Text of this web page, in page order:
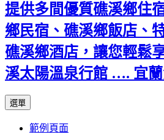
提供多間優質礁溪鄉住
鄉民宿、礁溪鄉飯店、
礁溪鄉酒店，讓您輕鬆
溪太陽溫泉行館 …. 宜
選單
主
範例頁面